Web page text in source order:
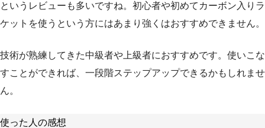
というレビューも多いですね。初心者や初めてカーボン入りラ
ケットを使うという方にはあまり強くはおすすめできません。
技術が熟練してきた中級者や上級者におすすめです。使いこな
すことができれば、一段階ステップアップできるかもしれませ
ん。
使った人の感想